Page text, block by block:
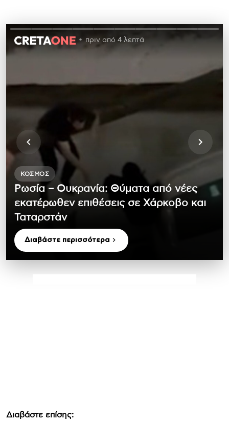
πριν από 4 λεπτά
ΚΌΣΜΟΣ
Ρωσία – Ουκρανία: Θύματα από νέες
εκατέρωθεν επιθέσεις σε Χάρκοβο και
Ταταρστάν
Διαβάστε περισσότερα
Διαβάστε επίσης: